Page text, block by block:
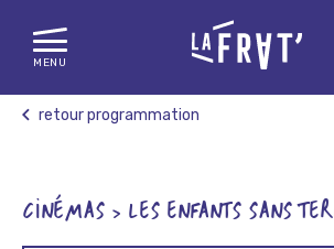
Skip
MENU
retour programmation
CINÉMAS > LES ENFANTS SANS